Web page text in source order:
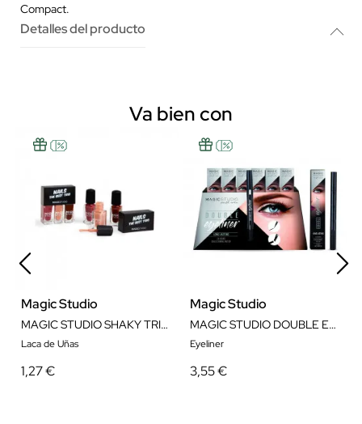
Compact.
Detalles del producto
Va bien con
Magic Studio
MAGIC STUDIO SHAKY TRIO NAILS
Laca de Uñas
1,27 €
Magic Studio
MAGIC STUDIO DOUBLE EYELINER
Eyeliner
3,55 €